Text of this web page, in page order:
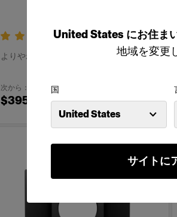
United States にお住ま
地域を変更
国
United States
サイトに
(1)
よりやわらかな硬い光を作り出す
次から：
$395.00